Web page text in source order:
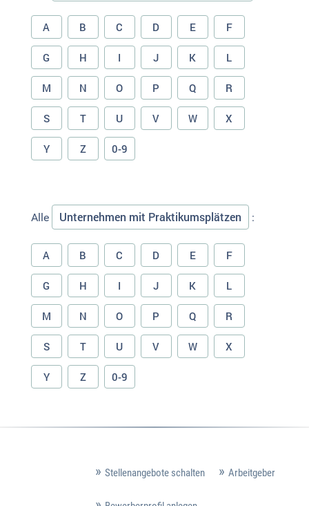
A B C D E F
G H I J K L
M N O P Q R
S T U V W X
Y Z 0-9
Alle Unternehmen mit Praktikumsplätzen :
A B C D E F
G H I J K L
M N O P Q R
S T U V W X
Y Z 0-9
Stellenangebote schalten Arbeitgeber